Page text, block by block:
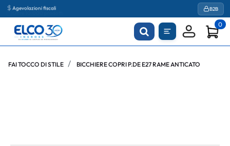
Agevolazioni fiscali B2B
0
FAI TOCCO DI STILE BICCHIERE COPRI P.DE E27 RAME ANTICATO